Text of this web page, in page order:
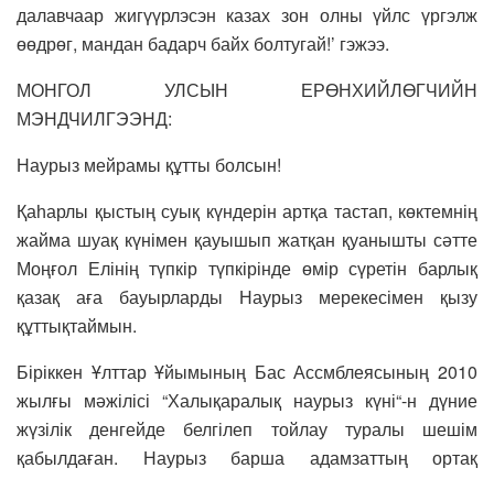
далавчаар жигүүрлэсэн казах зон олны үйлс үргэлж
өөдрөг, мандан бадарч байх болтугай!’ гэжээ.
МОНГОЛ УЛСЫН ЕРӨНХИЙЛӨГЧИЙН
МЭНДЧИЛГЭЭНД:
Наурыз мейрамы құтты болсын!
Қаһарлы қыстың суық күндерін артқа тастап, көктемнің
жайма шуақ күнімен қауышып жатқан қуанышты сәтте
Моңғол Елінің түпкір түпкірінде өмір сүретін барлық
қазақ аға бауырларды Наурыз мерекесімен қызу
құттықтаймын.
Біріккен Ұлттар Ұйымының Бас Ассмблеясының 2010
жылғы мәжілісі “Халықаралық наурыз күні“-н дүние
жүзілік денгейде белгілеп тойлау туралы шешім
қабылдаған. Наурыз барша адамзаттың ортақ